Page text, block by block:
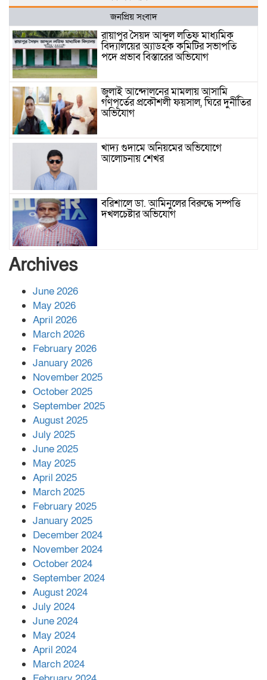
জনপ্রিয় সংবাদ
রায়াপুর সৈয়দ আব্দুল লতিফ মাধ্যমিক
বিদ্যালয়ের অ্যাডহক কমিটির সভাপতি
পদে প্রভাব বিস্তারের অভিযোগ
জুলাই আন্দোলনের মামলায় আসামি
গণপূর্তের প্রকৌশলী ফয়সাল, ঘিরে দুর্নীতির
অভিযোগ
খাদ্য গুদামে অনিয়মের অভিযোগে
আলোচনায় শেখর
বরিশালে ডা. আমিনুলের বিরুদ্ধে সম্পত্তি
দখলচেষ্টার অভিযোগ
নলছিটিতে শ্রমিকদলের অবৈধ কমিটি
প্রকাশের অভিযোগ
আহত ৪০
Archives
June 2026
May 2026
April 2026
March 2026
February 2026
January 2026
November 2025
October 2025
September 2025
August 2025
July 2025
June 2025
May 2025
April 2025
March 2025
February 2025
January 2025
December 2024
November 2024
October 2024
September 2024
August 2024
July 2024
June 2024
May 2024
April 2024
March 2024